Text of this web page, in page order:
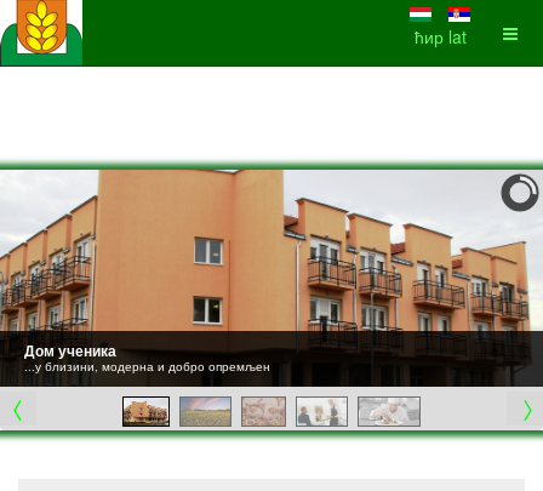
ћир lat
Дом ученика
...у близини, модерна и добро опремљен